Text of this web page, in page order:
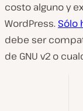
costo alguno y
WordPress. Sólo
debe ser
de GNU v2 o